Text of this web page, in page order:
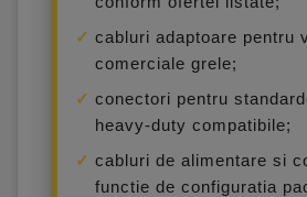
cabluri adaptoare pentru
comerciale grele;
conectori pentru
heavy-duty compatibile;
cabluri de alimentare si
functie de configuratia